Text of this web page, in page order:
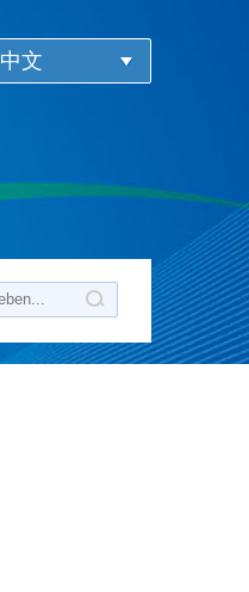
中文